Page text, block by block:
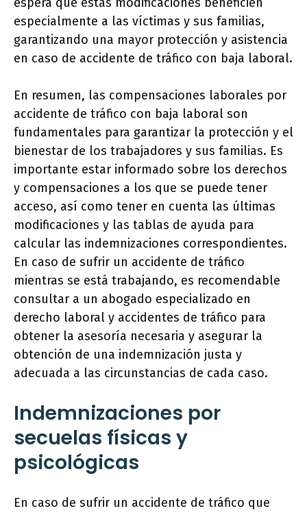
especialmente a las víctimas y sus familias,
garantizando una mayor protección y asistencia
en caso de accidente de tráfico con baja laboral.
En resumen, las compensaciones laborales por
accidente de tráfico con baja laboral son
fundamentales para garantizar la protección y el
bienestar de los trabajadores y sus familias. Es
importante estar informado sobre los derechos
y compensaciones a los que se puede tener
acceso, así como tener en cuenta las últimas
modificaciones y las tablas de ayuda para
calcular las indemnizaciones correspondientes.
En caso de sufrir un accidente de tráfico
mientras se está trabajando, es recomendable
consultar a un abogado especializado en
derecho laboral y accidentes de tráfico para
obtener la asesoría necesaria y asegurar la
obtención de una indemnización justa y
adecuada a las circunstancias de cada caso.
Indemnizaciones por
secuelas físicas y
psicológicas
En caso de sufrir un accidente de tráfico que